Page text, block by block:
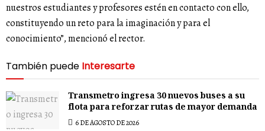
nuestros estudiantes y profesores estén en contacto con ello,
constituyendo un reto para la imaginación y para el
conocimiento”, mencionó el rector.
También puede Interesarte
Transmetro ingresa 30 nuevos buses a su
flota para reforzar rutas de mayor demanda
6 DE AGOSTO DE 2026